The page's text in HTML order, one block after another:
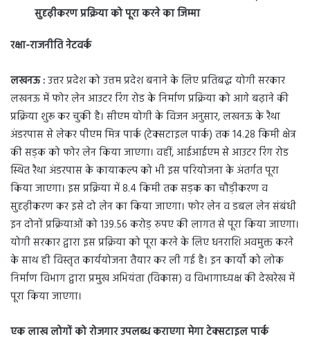
सुदृढ़ीकरण प्रक्रिया को पूरा करने का जिम्मा
रक्षा-राजनीति नेटवर्क
लखनऊ :उत्तर प्रदेश को उत्तम प्रदेश बनाने के लिए प्रतिबद्ध योगी सरकार
लखनऊ में फोर लेन आउटर रिंग रोड के निर्माण प्रक्रिया को आगे बढ़ाने की
प्रक्रिया शुरू कर चुकी है। सीएम योगी के विजन अनुसार, लखनऊ के रैथा
अंडरपास से लेकर पीएम मित्र पार्क (टेक्सटाइल पार्क) तक 14.28 किमी क्षेत्र
की सड़क को फोर लेन किया जाएगा। वहीं, आईआईएम से आउटर रिंग रोड
स्थित रैथा अंडरपास के कायाकल्प को भी इस परियोजना के अंतर्गत पूरा
किया जाएगा। इस प्रक्रिया में 8.4 किमी तक सड़क का चौड़ीकरण व
सुदृढ़ीकरण कर इसे दो लेन का किया जाएगा। फोर लेन व डबल लेन संबंधी
इन दोनों प्रक्रियाओं को 139.56 करोड़ रुपए की लागत से पूरा किया जाएगा।
योगी सरकार द्वारा इस प्रक्रिया को पूरा करने के लिए धनराशि अवमुक्त करने
के साथ ही विस्तृत कार्ययोजना तैयार कर ली गई है। इन कार्यों को लोक
निर्माण विभाग द्वारा प्रमुख अभियंता (विकास) व विभागाध्यक्ष की देखरेख में
पूरा किया जाएगा।
एक लाख लोगों को रोजगार उपलब्ध कराएगा मेगा टेक्सटाइल पार्क